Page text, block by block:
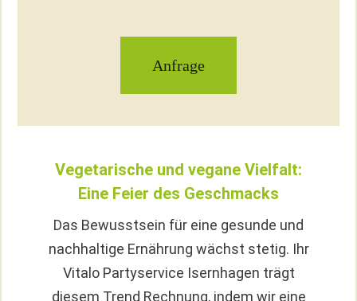
Anfrage
Vegetarische und vegane Vielfalt:
Eine Feier des Geschmacks
Das Bewusstsein für eine gesunde und
nachhaltige Ernährung wächst stetig. Ihr
Vitalo Partyservice Isernhagen trägt
diesem Trend Rechnung, indem wir eine